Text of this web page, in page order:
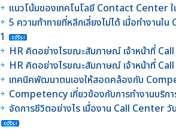
แนวโน้มของเทคโนโลยี Contact Center
5 ความท้าทายที่หลีกเลี่ยงไม่ได้ เมื่อทำงาน
1
HR คิดอย่างไรขณะสัมภาษณ์ เจ้าหน้าที่
HR คิดอย่างไรขณะสัมภาษณ์ เจ้าหน้าที่
เทคนิคพัฒนาตนเองให้สอดคล้องกับ
Competency เกี่ยวข้องกับการทำงานบริกา
จัดการชีวิตอย่างไร เมื่องาน Call Center วั